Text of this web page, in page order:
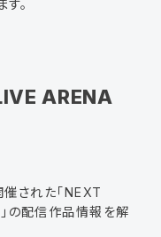
。
ARENA
された「NEXT
の配信作品情報を解